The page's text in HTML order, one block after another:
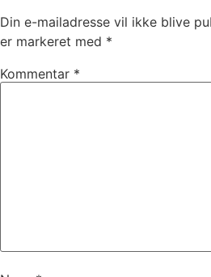
Din e-mailadresse vil ikke blive
er markeret med *
Kommentar *